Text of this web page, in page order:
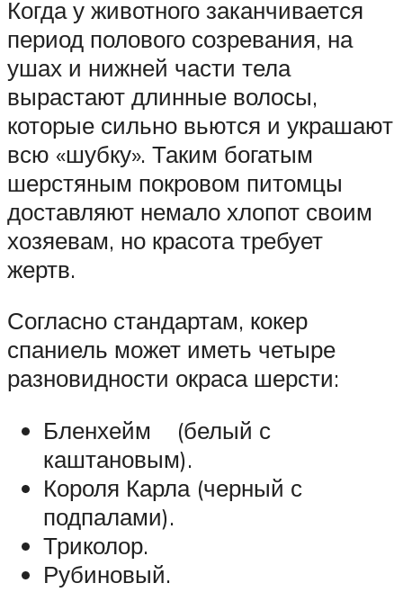
Когда у животного заканчивается
период полового созревания, на
ушах и нижней части тела
вырастают длинные волосы,
которые сильно вьются и украшают
всю «шубку». Таким богатым
шерстяным покровом питомцы
доставляют немало хлопот своим
хозяевам, но красота требует
жертв.
Согласно стандартам, кокер
спаниель может иметь четыре
разновидности окраса шерсти:
Бленхейм (белый с
каштановым).
Короля Карла (черный с
подпалами).
Триколор.
Рубиновый.